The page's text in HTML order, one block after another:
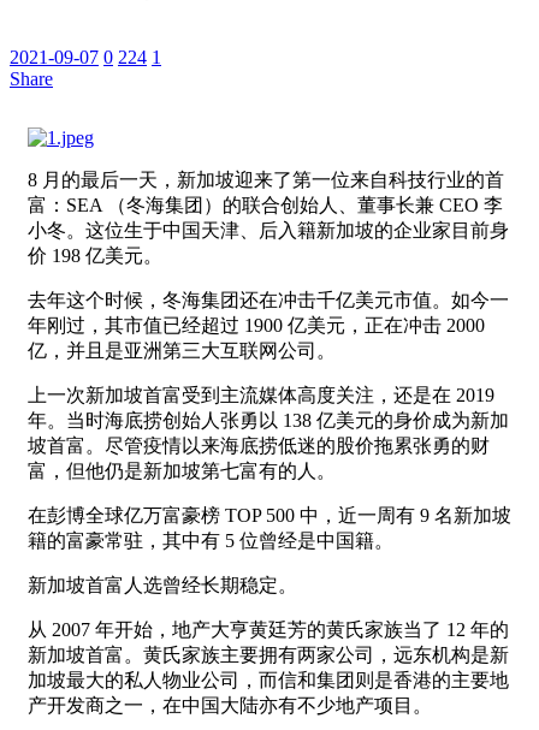
2021-09-07 0 224 1
Share
8 月的最后一天，新加坡迎来了第一位来自科技行业的首
富：SEA （冬海集团）的联合创始人、董事长兼 CEO 李
小冬。这位生于中国天津、后入籍新加坡的企业家目前身
价 198 亿美元。
去年这个时候，冬海集团还在冲击千亿美元市值。如今一
年刚过，其市值已经超过 1900 亿美元，正在冲击 2000
亿，并且是亚洲第三大互联网公司。
上一次新加坡首富受到主流媒体高度关注，还是在 2019
年。当时海底捞创始人张勇以 138 亿美元的身价成为新加
坡首富。尽管疫情以来海底捞低迷的股价拖累张勇的财
富，但他仍是新加坡第七富有的人。
在彭博全球亿万富豪榜 TOP 500 中，近一周有 9 名新加坡
籍的富豪常驻，其中有 5 位曾经是中国籍。
新加坡首富人选曾经长期稳定。
从 2007 年开始，地产大亨黄廷芳的黄氏家族当了 12 年的
新加坡首富。黄氏家族主要拥有两家公司，远东机构是新
加坡最大的私人物业公司，而信和集团则是香港的主要地
产开发商之一，在中国大陆亦有不少地产项目。